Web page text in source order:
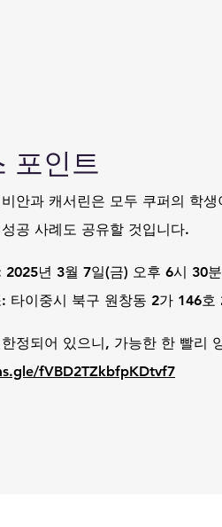
포인트
안과 캐서린은 모두 쿠퍼의 학
공 사례도 공유할 것입니다.
2025년 3월 7일(금) 오후 6시 30
타이중시 북구 원창동 2가 146호
정되어 있으니, 가능한 한 빨리
fVBD2TZkbfpKDtvf7